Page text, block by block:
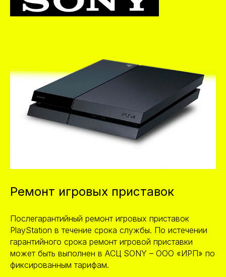
Ремонт игровых приставок
Послегарантийный ремонт игровых приставок
PlayStation в течение срока службы. По истечении
гарантийного срока ремонт игровой приставки
может быть выполнен в АСЦ SONY – ООО «ИРП» по
фиксированным тарифам.